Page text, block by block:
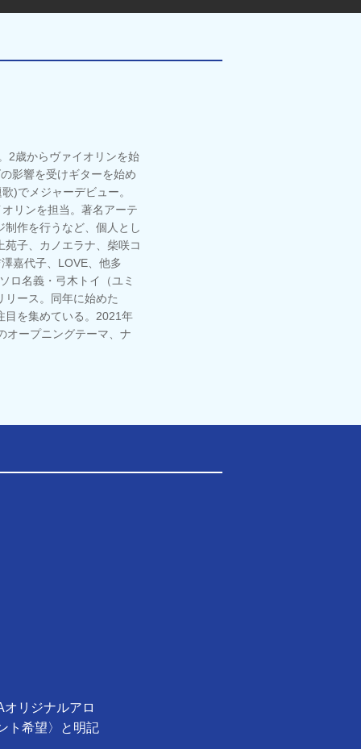
2歳からヴァイオリンを始
影響を受けギターを始め
)でメジャーデビュー。
リンを担当。著名アーテ
作を行うなど、個人とし
子、カノエラナ、柴咲コ
嘉代子、LOVE、他多
ロ名義・弓木トイ（ユミ
ース。同年に始めた
目を集めている。2021年
オープニングテーマ、ナ
リジナルアロ
ト希望〉と明記